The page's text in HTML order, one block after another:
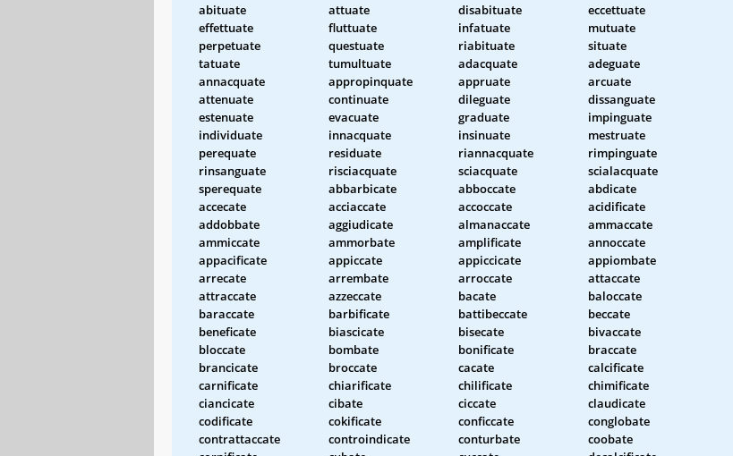
abituate attuate disabituate
eccettuate
effettuate
fluttuate infatuate
mutuate
perpetuate
questuate riabituate
situate
tatuate
tumultuate adacquate
adeguate
annacquate
appropinquate appruate
arcuate
attenuate
continuate dileguate
dissanguate
estenuate
evacuate graduate
impinguate
individuate
innacquate insinuate
mestruate
perequate
residuate riannacquate
rimpinguate
rinsanguate
risciacquate sciacquate
scialacquate
sperequate
abbarbicate abboccate
abdicate
accecate
acciaccate accoccate
acidificate
addobbate
aggiudicate almanaccate
ammaccate
ammiccate
ammorbate amplificate
annoccate
appacificate
appiccate appiccicate
appiombate
arrecate
arrembate arroccate
attaccate
attraccate
azzeccate bacate
baloccate
baraccate
barbificate battibeccate
beccate
beneficate
biascicate bisecate
bivaccate
bloccate
bombate bonificate
braccate
brancicate
broccate cacate
calcificate
carnificate
chiarificate chilificate
chimificate
ciancicate
cibate ciccate
claudicate
codificate
cokificate conficcate
conglobate
contrattaccate
controindicate conturbate
coobate